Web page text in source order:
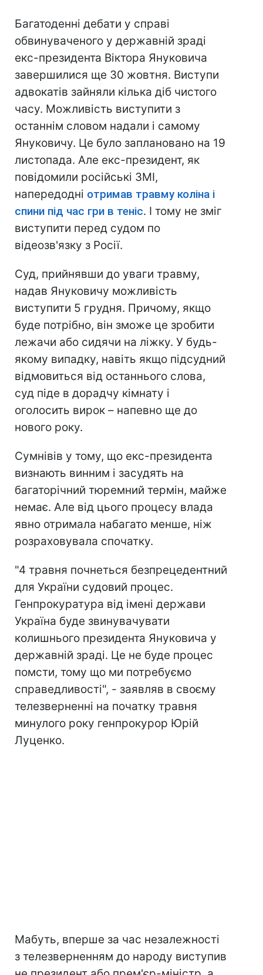
Багатоденні дебати у справі
обвинуваченого у державній зраді
екс-президента Віктора Януковича
завершилися ще 30 жовтня. Виступи
адвокатів зайняли кілька діб чистого
часу. Можливість виступити з
останнім словом надали і самому
Януковичу. Це було заплановано на 19
листопада. Але екс-президент, як
повідомили російські ЗМІ,
напередодні отримав травму коліна і
спини під час гри в теніс. І тому не зміг
виступити перед судом по
відеозв'язку з Росії.
Суд, прийнявши до уваги травму,
надав Януковичу можливість
виступити 5 грудня. Причому, якщо
буде потрібно, він зможе це зробити
лежачи або сидячи на ліжку. У будь-
якому випадку, навіть якщо підсудний
відмовиться від останнього слова,
суд піде в дорадчу кімнату і
оголосить вирок – напевно ще до
нового року.
Сумнівів у тому, що екс-президента
визнають винним і засудять на
багаторічний тюремний термін, майже
немає. Але від цього процесу влада
явно отримала набагато менше, ніж
розраховувала спочатку.
"4 травня почнеться безпрецедентний
для України судовий процес.
Генпрокуратура від імені держави
Україна буде звинувачувати
колишнього президента Януковича у
державній зраді. Це не буде процес
помсти, тому що ми потребуємо
справедливості", - заявляв в своєму
телезверненні на початку травня
минулого року генпрокурор Юрій
Луценко.
Мабуть, вперше за час незалежності
з телезверненням до народу виступив